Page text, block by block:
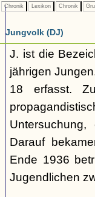
Chronik Lexikon Chronik
Jungvolk (DJ)
J. ist die
jährigen
18 erfasst.
Darauf
Ende 1936
Jugendlichen